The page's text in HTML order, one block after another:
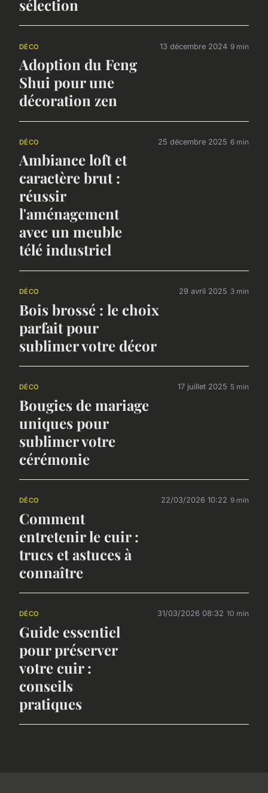
sélection
DÉCO
Adoption du Feng
Shui pour une
décoration zen
13 décembre 2024 9 min
DÉCO
Ambiance loft et
caractère brut :
réussir
l'aménagement
avec un meuble
télé industriel
25 décembre 2025 6 min
DÉCO
Bois brossé : le choix
parfait pour
sublimer votre décor
29 avril 2025 3 min
DÉCO
Bougies de mariage
uniques pour
sublimer votre
cérémonie
17 juillet 2025 5 min
DÉCO
Comment
entretenir le cuir :
trucs et astuces à
connaître
22/03/2026 10:22 9 min
DÉCO
Guide essentiel
pour préserver
votre cuir :
conseils
pratiques
31/03/2026 08:32 10 min